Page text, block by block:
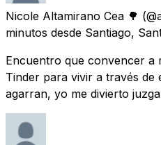
Nicole Altamirano Cea 🌳
minutos desde Santiago,
Encuentro que convencer a
Tinder para vivir a través de
agarran, yo me divierto